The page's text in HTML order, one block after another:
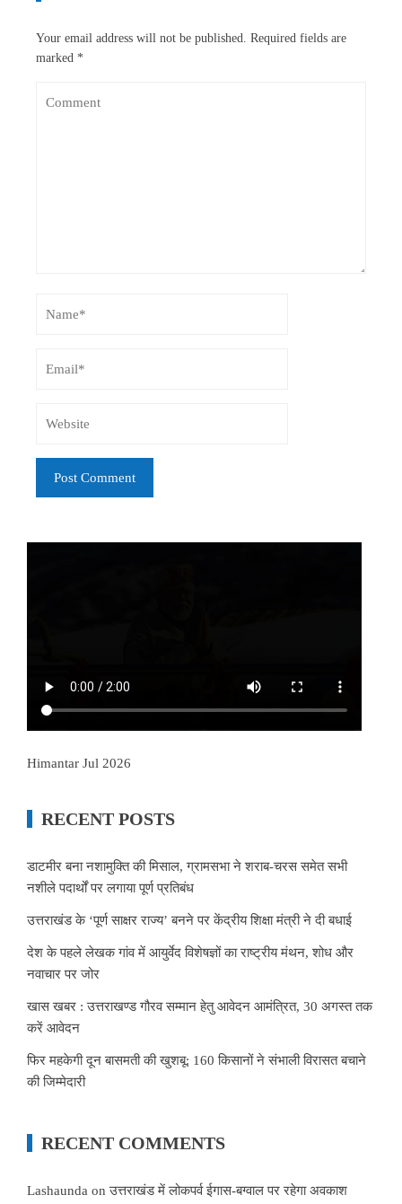
Your email address will not be published. Required fields are
marked *
Himantar Jul 2026
RECENT POSTS
डाटमीर बना नशामुक्ति की मिसाल, ग्रामसभा ने शराब-चरस समेत सभी
नशीले पदार्थों पर लगाया पूर्ण प्रतिबंध
उत्तराखंड के ‘पूर्ण साक्षर राज्य’ बनने पर केंद्रीय शिक्षा मंत्री ने दी बधाई
देश के पहले लेखक गांव में आयुर्वेद विशेषज्ञों का राष्ट्रीय मंथन, शोध और
नवाचार पर जोर
खास खबर : उत्तराखण्ड गौरव सम्मान हेतु आवेदन आमंत्रित, 30 अगस्त तक
करें आवेदन
फिर महकेगी दून बासमती की खुशबू: 160 किसानों ने संभाली विरासत बचाने
की जिम्मेदारी
RECENT COMMENTS
Lashaunda onउत्तराखंड में लोकपर्व ईगास-बग्वाल पर रहेगा अवकाश